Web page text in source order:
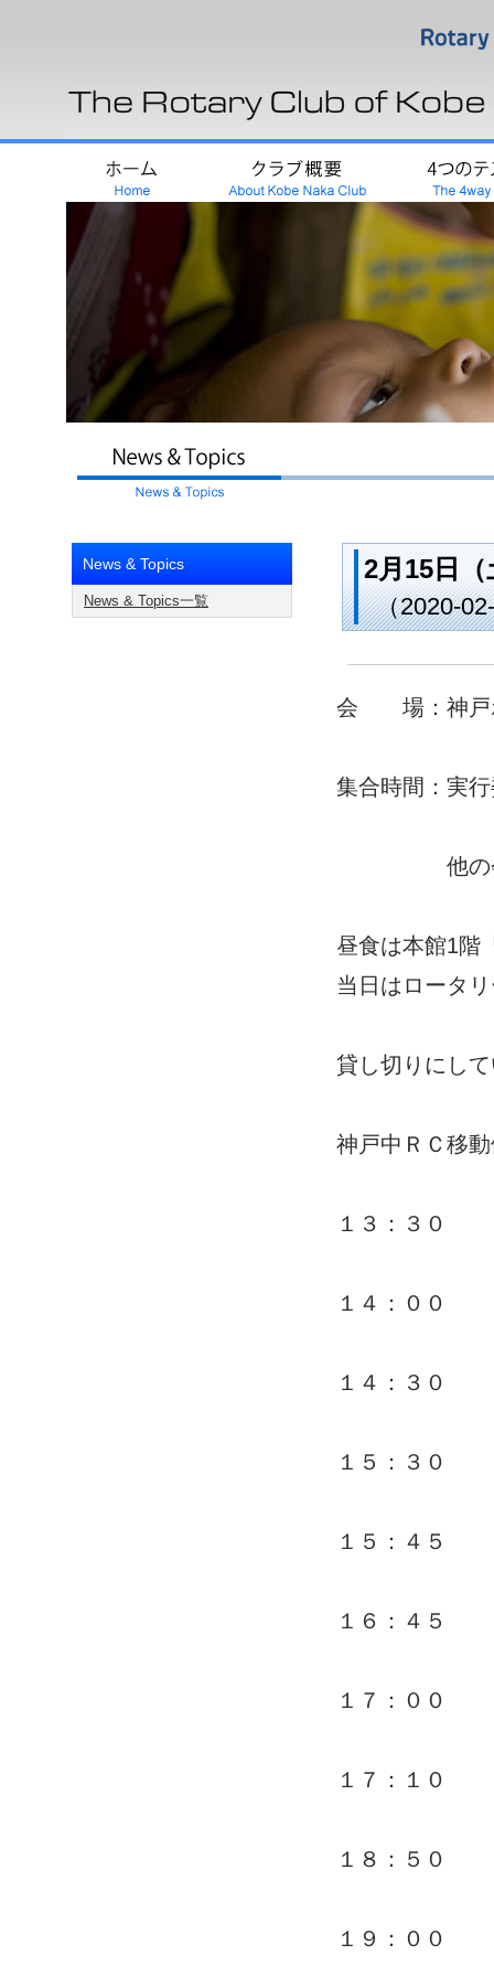
2月15日
（2020-
会 場：神戸
集合時間：実
他の会員
昼食は本館1階
当日はロータ
貸し切りにし
神戸中ＲＣ移
１３：３０
１４：０
１４：３０
１５：３
１５：４５
１６：４５
１７：０
１７：１
１８：５０
１９：０
News & Topics
News & Topics一覧